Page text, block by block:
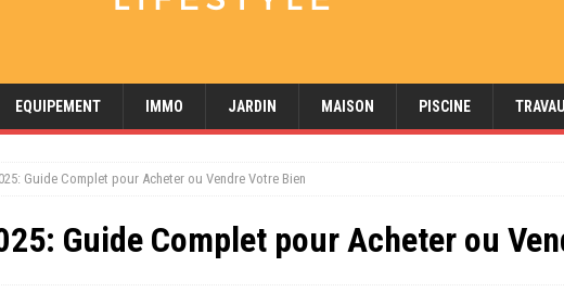
EQUIPEMENT IMMO JARDIN MAISON PISCINE
Guide Complet pour Acheter ou Vendre Votre Bien
Guide Complet pour Acheter ou